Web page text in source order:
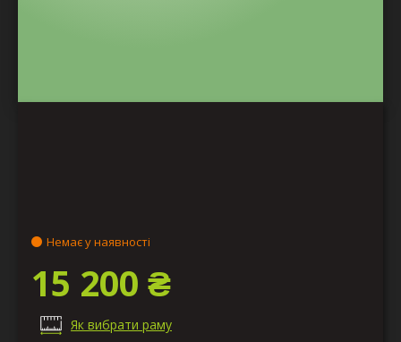
Немає у наявності
15 200 ₴
Як вибрати раму